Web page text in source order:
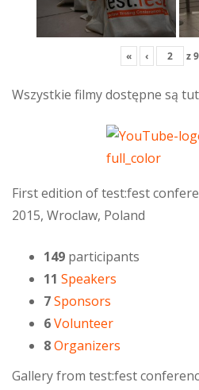
« ‹ z9
Wszystkie filmy dostępne są
First edition of test:fest
2015, Wroclaw, Poland
149 participants
11 Speakers
7Sponsors
6Volunteer
8Organizers
Gallery from test:fest